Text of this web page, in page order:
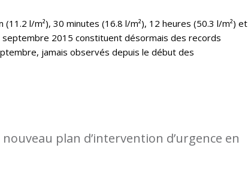
l/m²), 30 minutes (16.8 l/m²), 12 heures (50.3 l/m²) et
septembre 2015 constituent désormais des records
jamais observés depuis le début des
plan d’intervention d’urgence en